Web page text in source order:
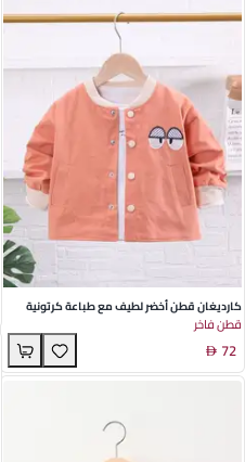
كارديغان قطن أخضر لطيف مع طباعة كرتونية
للأطفال والرضع - سترة عصرية بطول متوسط
بأكمام طويلة مثالية لخريف
قطن فاخر
72